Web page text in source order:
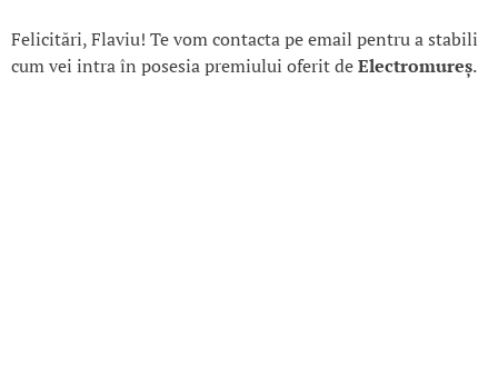
Felicitări, Flaviu! Te vom contacta pe email pentru a stabili
cum vei intra în posesia premiului oferit deElectromureș.